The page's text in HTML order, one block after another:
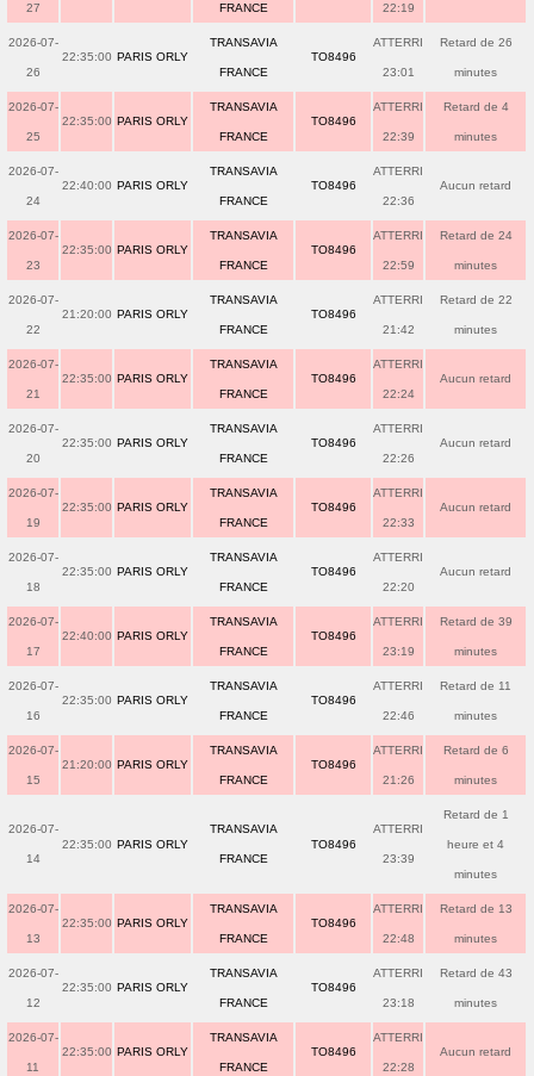
27 FRANCE 22:19
2026-07-
26
22:35:00 PARIS ORLY
TRANSAVIA
FRANCE
TO8496
ATTERRI
23:01
Retard de 26
minutes
2026-07-
25
22:35:00 PARIS ORLY
TRANSAVIA
FRANCE
TO8496
ATTERRI
22:39
Retard de 4
minutes
2026-07-
24
22:40:00 PARIS ORLY
TRANSAVIA
FRANCE
TO8496
ATTERRI
22:36
Aucun retard
2026-07-
23
22:35:00 PARIS ORLY
TRANSAVIA
FRANCE
TO8496
ATTERRI
22:59
Retard de 24
minutes
2026-07-
22
21:20:00 PARIS ORLY
TRANSAVIA
FRANCE
TO8496
ATTERRI
21:42
Retard de 22
minutes
2026-07-
21
22:35:00 PARIS ORLY
TRANSAVIA
FRANCE
TO8496
ATTERRI
22:24
Aucun retard
2026-07-
20
22:35:00 PARIS ORLY
TRANSAVIA
FRANCE
TO8496
ATTERRI
22:26
Aucun retard
2026-07-
19
22:35:00 PARIS ORLY
TRANSAVIA
FRANCE
TO8496
ATTERRI
22:33
Aucun retard
2026-07-
18
22:35:00 PARIS ORLY
TRANSAVIA
FRANCE
TO8496
ATTERRI
22:20
Aucun retard
2026-07-
17
22:40:00 PARIS ORLY
TRANSAVIA
FRANCE
TO8496
ATTERRI
23:19
Retard de 39
minutes
2026-07-
16
22:35:00 PARIS ORLY
TRANSAVIA
FRANCE
TO8496
ATTERRI
22:46
Retard de 11
minutes
2026-07-
15
21:20:00 PARIS ORLY
TRANSAVIA
FRANCE
TO8496
ATTERRI
21:26
Retard de 6
minutes
2026-07-
14
22:35:00 PARIS ORLY
TRANSAVIA
FRANCE
TO8496
ATTERRI
23:39
Retard de 1
heure et 4
minutes
2026-07-
13
22:35:00 PARIS ORLY
TRANSAVIA
FRANCE
TO8496
ATTERRI
22:48
Retard de 13
minutes
2026-07-
12
22:35:00 PARIS ORLY
TRANSAVIA
FRANCE
TO8496
ATTERRI
23:18
Retard de 43
minutes
2026-07-
11
22:35:00 PARIS ORLY
TRANSAVIA
FRANCE
TO8496
ATTERRI
22:28
Aucun retard